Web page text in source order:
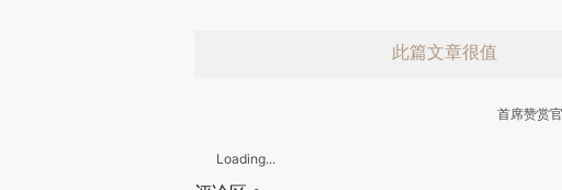
此篇文章很值
首席赞赏
Loading...